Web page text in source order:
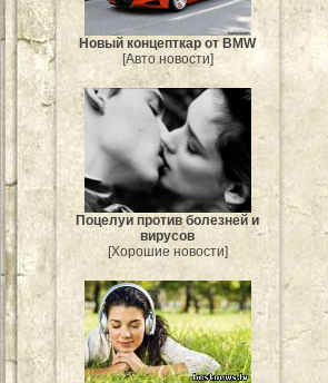
Новый концепткар от BMW
[Авто новости]
Поцелуи против болезней и
вирусов
[Хорошие новости]